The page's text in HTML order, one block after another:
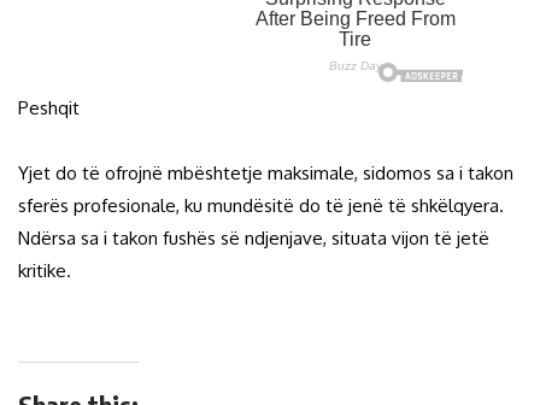
Peshqit
Yjet do të ofrojnë mbështetje maksimale, sidomos sa i takon
sferës profesionale, ku mundësitë do të jenë të shkëlqyera.
Ndërsa sa i takon fushës së ndjenjave, situata vijon të jetë
kritike.